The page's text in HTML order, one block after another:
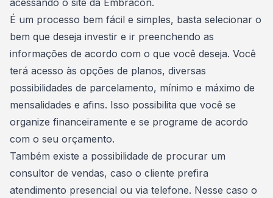
acessando o site da Embracon.
É um processo bem fácil e simples, basta selecionar o
bem que deseja investir e ir preenchendo as
informações de acordo com o que você deseja. Você
terá acesso às opções de planos, diversas
possibilidades de parcelamento, mínimo e máximo de
mensalidades e afins. Isso possibilita que você se
organize financeiramente e se programe de acordo
com o seu orçamento.
Também existe a possibilidade de procurar um
consultor de vendas, caso o cliente prefira
atendimento presencial ou via telefone. Nesse caso o